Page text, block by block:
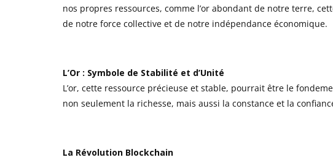
nos propres ressources, comme l’or abondant de notre terre,
de notre force collective et de notre indépendance économique.
L’Or : Symbole de Stabilité et d’Unité
L’or, cette ressource précieuse et stable, pourrait être le
non seulement la richesse, mais aussi la constance et la
La Révolution Blockchain